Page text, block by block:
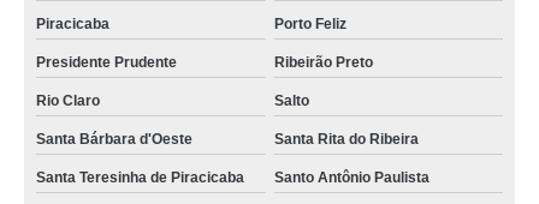
onde encontrar tag para etiqueta Jacareí
onde encontrar etiqueta tag papel Jardim Morada do Sol
onde encontrar tag etiqueta de roupa Amparo
distribuidor de tag etiqueta roupa Alto da Colina
distribuidor de tag etiqueta de roupa Parque Eldorado
Piracicaba Porto Feliz
Presidente Prudente Ribeirão Preto
Rio Claro Salto
Santa Bárbara d'Oeste Santa Rita do Ribeira
Santa Teresinha de Piracicaba Santo Antônio Paulista